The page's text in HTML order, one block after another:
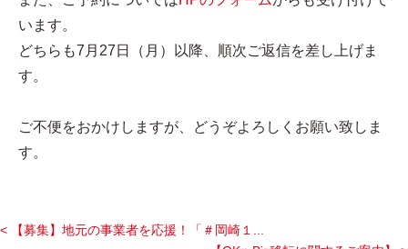
います。
どちらも7月27日（月）以降、順次ご返信を差し上げま
す。
ご不便をおかけしますが、どうぞよろしくお願い致しま
す。
< 【募集】地元の事業者を応援！「＃岡崎１...